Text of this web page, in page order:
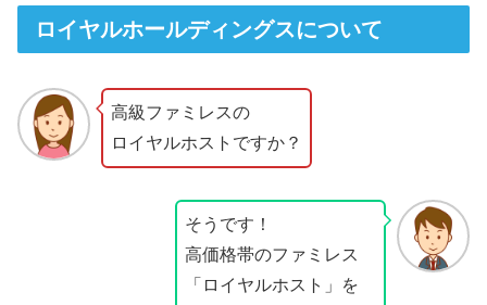
ロイヤルホールディングスについて
高級ファミレスの
ロイヤルホストですか？
そうです！
高価格帯のファミレス
「ロイヤルホスト」を